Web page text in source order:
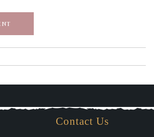
Contact Us